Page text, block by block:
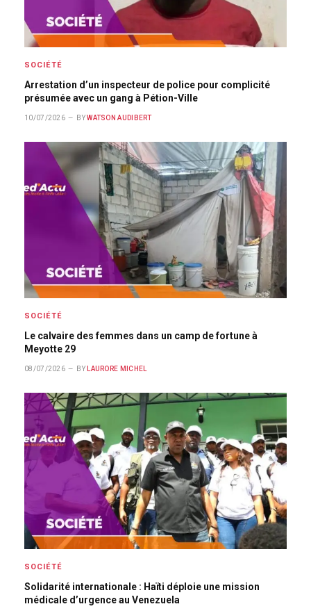
SOCIÉTÉ
Arrestation d’un inspecteur de police pour complicité
présumée avec un gang à Pétion-Ville
10/07/2026 BY WATSON AUDIBERT
SOCIÉTÉ
Le calvaire des femmes dans un camp de fortune à
Meyotte 29
08/07/2026 BY LAURORE MICHEL
SOCIÉTÉ
Solidarité internationale : Haïti déploie une mission
médicale d’urgence au Venezuela